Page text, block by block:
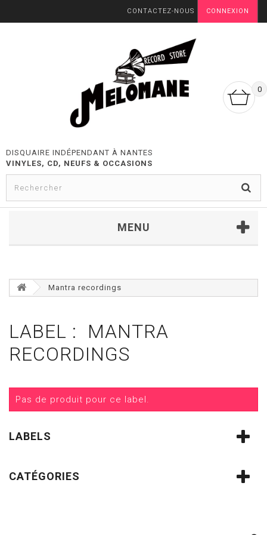
CONNEXION
CONTACTEZ-NOUS
0
DISQUAIRE INDÉPENDANT À NANTES
VINYLES, CD, NEUFS & OCCASIONS
MENU
Mantra recordings
LABEL : MANTRA
RECORDINGS
Pas de produit pour ce label.
LABELS
CATÉGORIES